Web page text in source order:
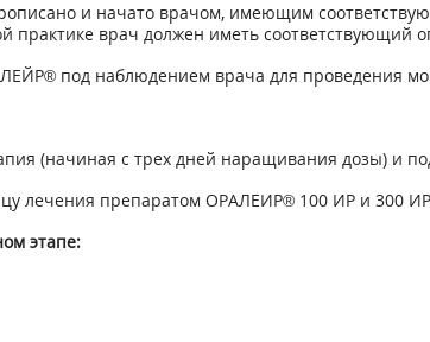
и начато врачом, имеющим
практике врач должен иметь соответствующий
под наблюдением врача для проведения
(начиная с трех дней наращивания дозы) и
лечения препаратом ОРАЛЕИР® 100 ИР и 300
этапе: